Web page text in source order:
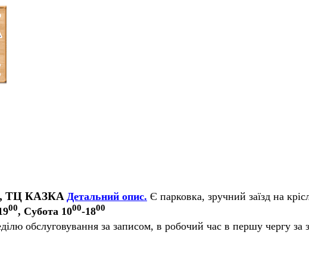
ТЦ КАЗКА Детальний опис. Є парковка, зручний заїзд на
00, Субота 1000-1800
обслуговування за записом, в робочий час в першу чергу за